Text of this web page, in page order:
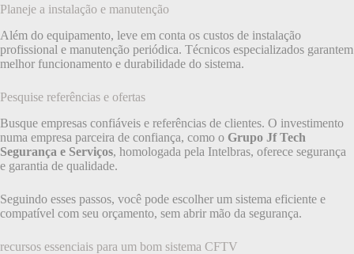
Planeje a instalação e manutenção
Além do equipamento, leve em conta os custos de instalação
profissional e manutenção periódica. Técnicos especializados garantem
melhor funcionamento e durabilidade do sistema.
Pesquise referências e ofertas
Busque empresas confiáveis e referências de clientes. O investimento
numa empresa parceira de confiança, como o Grupo Jf Tech
Segurança e Serviços, homologada pela Intelbras, oferece segurança
e garantia de qualidade.
Seguindo esses passos, você pode escolher um sistema eficiente e
compatível com seu orçamento, sem abrir mão da segurança.
recursos essenciais para um bom sistema CFTV